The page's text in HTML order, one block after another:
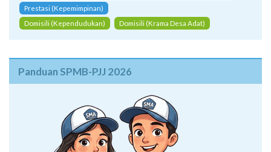
Prestasi (Kepemimpinan)
Domisili (Kependudukan)
Domisili (Krama Desa Adat)
Panduan SPMB-PJJ 2026